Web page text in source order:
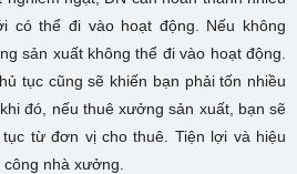
có thể đi vào hoạt động. Nếu không
sản xuất không thể đi vào hoạt động.
tục cũng sẽ khiến bạn phải tốn nhiều
đó, nếu thuê xưởng sản xuất, bạn sẽ
từ đơn vị cho thuê. Tiện lợi và hiệu
nhà xưởng.